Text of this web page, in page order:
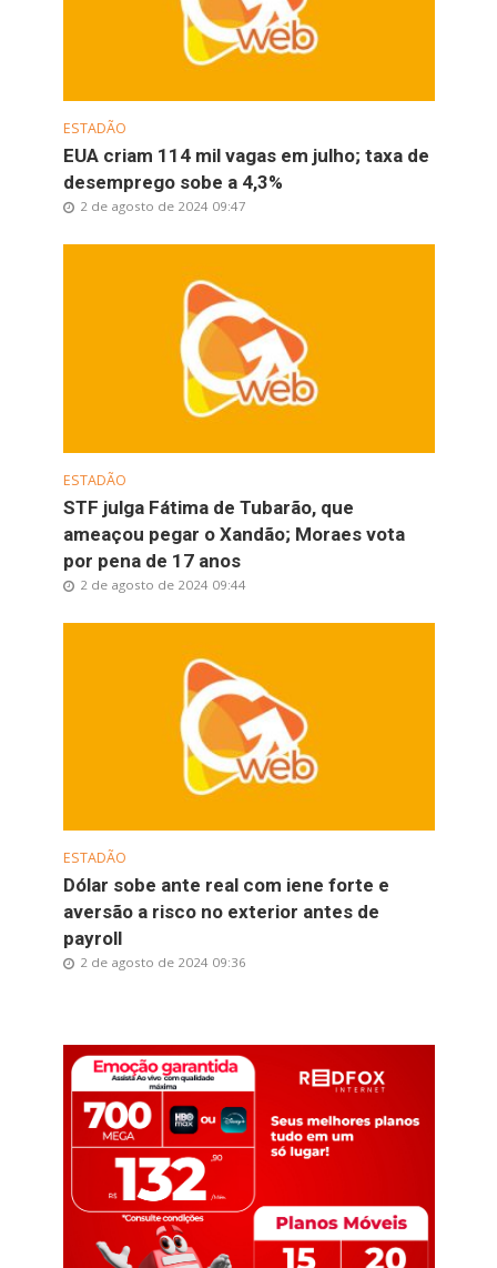
ESTADÃO
EUA criam 114 mil vagas em julho; taxa de
desemprego sobe a 4,3%
2 de agosto de 2024 09:47
ESTADÃO
STF julga Fátima de Tubarão, que
ameaçou pegar o Xandão; Moraes vota
por pena de 17 anos
2 de agosto de 2024 09:44
ESTADÃO
Dólar sobe ante real com iene forte e
aversão a risco no exterior antes de
payroll
2 de agosto de 2024 09:36